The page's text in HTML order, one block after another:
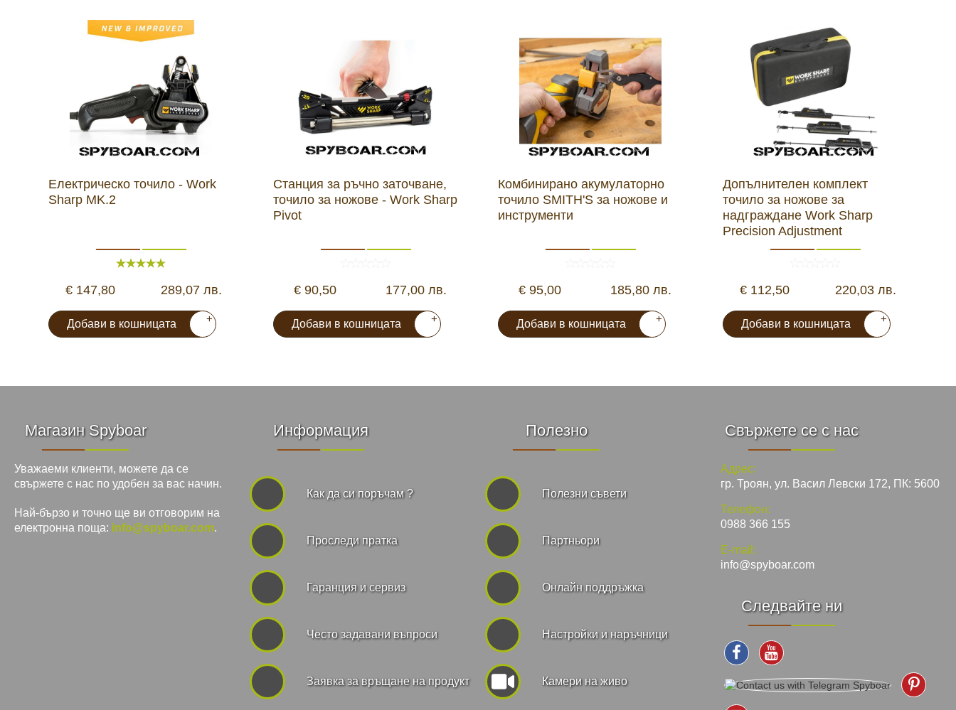
Електрическо точило - Work
Sharp MK.2
€ 147,80 289,07 лв.
Добави в кошницата +
Станция за ръчно заточване,
точило за ножове - Work Sharp
Pivot
€ 90,50 177,00 лв.
Добави в кошницата +
Комбинирано акумулаторно
точило SMITH'S за ножове и
инструменти
€ 95,00 185,80 лв.
Добави в кошницата +
Допълнителен комплект
точило за ножове за
надграждане Work Sharp
Precision Adjustment
€ 112,50 220,03 лв.
Добави в кошницата +
Магазин Spyboar
Уважаеми клиенти, можете да се
свържете с нас по удобен за вас начин.
Най-бързо и точно ще ви отговорим на
електронна поща: info@spyboar.com.
Информация
Как да си поръчам ?
Проследи пратка
Гаранция и сервиз
Често задавани въпроси
Заявка за връщане на продукт
Полезно
Полезни съвети
Партньори
Онлайн поддръжка
Hастройки и наръчници
Камери на живо
Свържете се с нас
Адрес:
гр. Троян, ул. Васил Левски 172, ПК: 5600
Телефон:
0988 366 155
E-mail:
info@spyboar.com
Следвайте ни